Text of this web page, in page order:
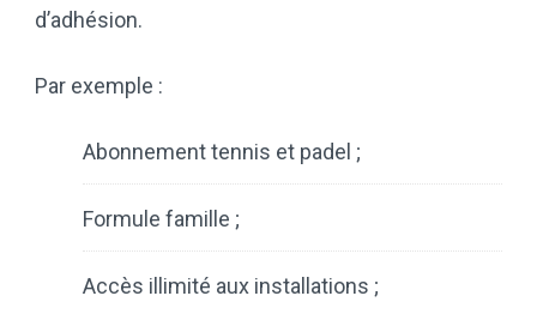
d’adhésion.
Par exemple :
Abonnement tennis et padel ;
Formule famille ;
Accès illimité aux installations ;